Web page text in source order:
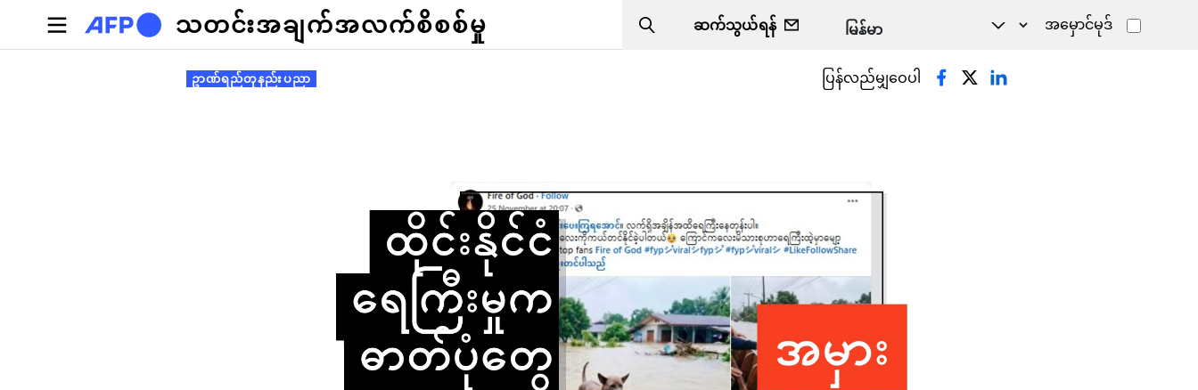
အဓိကအကြောင်းအရာသို့ သွားမည်
သတင်းအချက်အလက်စိစစ်မှု Search
ဆက်သွယ်ရန် အမှောင်မုဒ်
Primary tabs ဥာဏ်ရည်တုနည်းပညာ ပြန်လည်မျှဝေပါ